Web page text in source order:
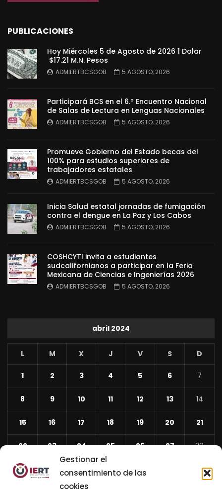
Gestionar el
consentimiento de las
cookies
PUBLICACIONES
Hoy Miércoles 5 de Agosto de 2026 1 Dolar
$17.21 M.N. Pesos
ADMIERTBCSGOB 5 AGOSTO, 2026
Participará BCS en el 6.º Encuentro Nacional
de Salas de Lectura en Lenguas Nacionales
ADMIERTBCSGOB 5 AGOSTO, 2026
Promueve Gobierno del Estado becas del
100% para estudios superiores de
trabajadores estatales
ADMIERTBCSGOB 5 AGOSTO, 2026
Inicia Salud estatal jornadas de fumigación
contra el dengue en La Paz y Los Cabos
ADMIERTBCSGOB 5 AGOSTO, 2026
COSHCYTI invita a estudiantes
sudcalifornianos a participar en la Feria
Mexicana de Ciencias e Ingenierías 2026
ADMIERTBCSGOB 5 AGOSTO, 2026
abril 2024
L M X J V S D
1 2 3 4 5 6 7
8 9 10 11 12 13 14
15 16 17 18 19 20 21
22 23 24 25 26 27 28
29
30